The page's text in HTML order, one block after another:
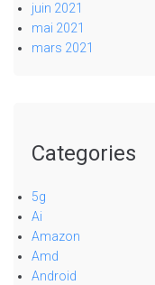
juin 2021
mai 2021
mars 2021
Categories
5g
Ai
Amazon
Amd
Android